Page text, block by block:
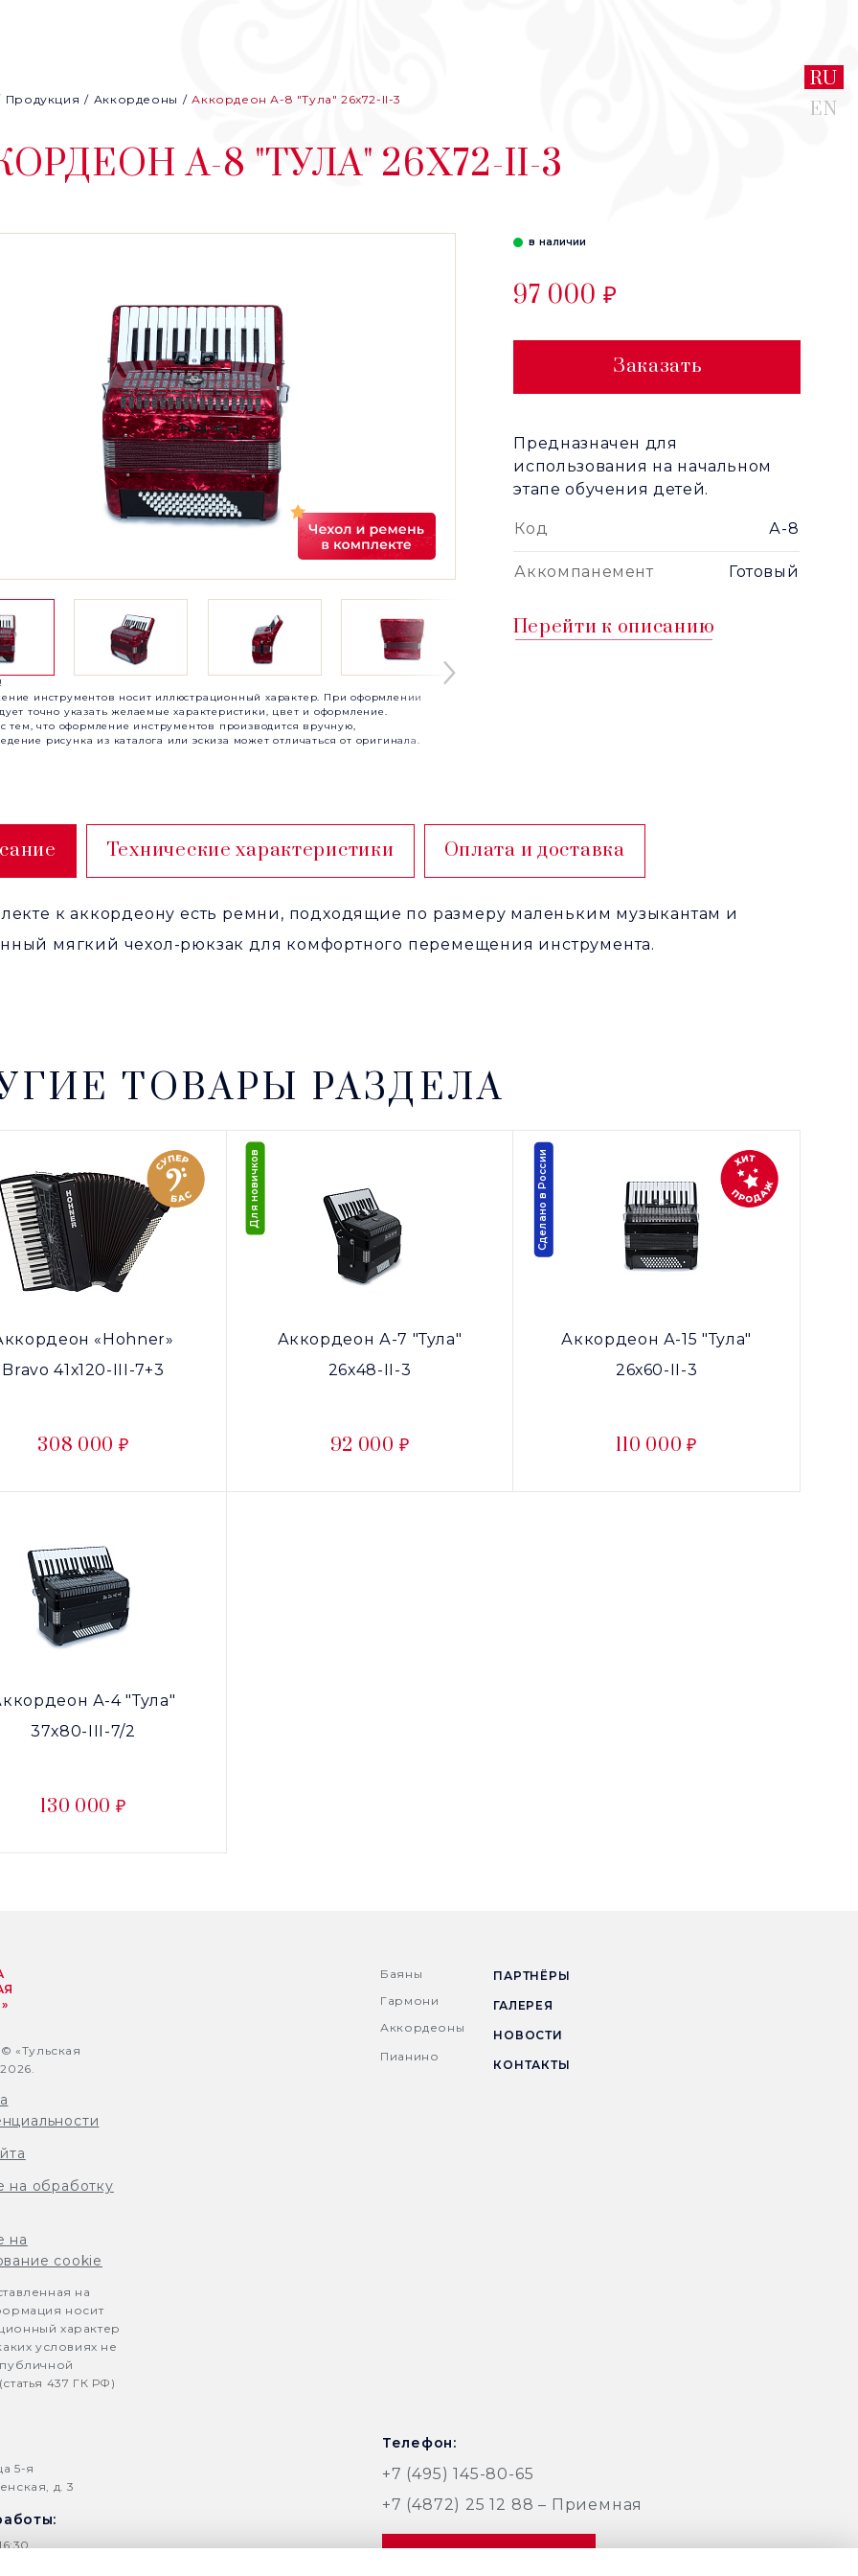
RU
EN
Продукция Аккордеоны Аккордеон А-8 "Тула" 26х72-II-3
А-8 "ТУЛА" 26Х72-II-3
инструментов носит иллюстрационный характер. При оформлении
точно указать желаемые характеристики, цвет и оформление.
тем, что оформление инструментов производится вручную,
рисунка из каталога или эскиза может отличаться от оригинала.
в наличии
97 000 ₽
Заказать
Предназначен для
использования на начальном
этапе обучения детей.
Код А-8
Аккомпанемент Готовый
Перейти к описанию
Технические характеристики Оплата и доставка
к аккордеону есть ремни, подходящие по размеру маленьким музыкантам и
мягкий чехол-рюкзак для комфортного перемещения инструмента.
ТОВАРЫ РАЗДЕЛА
«Hohner»
Bravo 41х120-III-7+3
308 000 ₽
Аккордеон А-7 "Тула"
26х48-II-3
92 000 ₽
Для новичков
Аккордеон А-15 "Тула"
26х60-II-3
110 000 ₽
Сделано в России
А-4 "Тула"
37х80-III-7/2
130 000 ₽
«Тульская
на обработку
на
cookie
на
носит
характер
условиях не
437 ГК РФ)
Баяны
Гармони
Аккордеоны
Пианино
ПАРТНЁРЫ
ГАЛЕРЕЯ
НОВОСТИ
КОНТАКТЫ
5-я
д. 3
Телефон:
+7 (495) 145-80-65
+7 (4872) 25 12 88 – Приемная